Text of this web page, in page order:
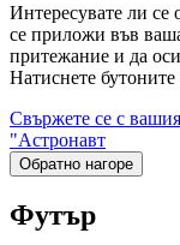
Интересувате ли се
се приложи във
притежание и да
Натиснете бутоните
Свържете се с
"Астронавт
Обратно нагоре
Футър